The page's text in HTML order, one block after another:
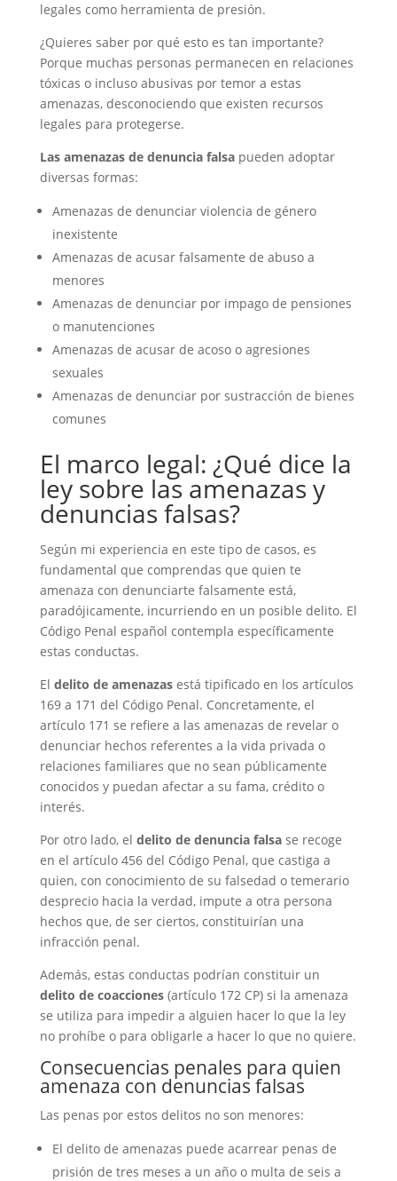
legales como herramienta de presión.
¿Quieres saber por qué esto es tan importante?
Porque muchas personas permanecen en relaciones
tóxicas o incluso abusivas por temor a estas
amenazas, desconociendo que existen recursos
legales para protegerse.
Las amenazas de denuncia falsapueden adoptar
diversas formas:
Amenazas de denunciar violencia de género
inexistente
Amenazas de acusar falsamente de abuso a
menores
Amenazas de denunciar por impago de pensiones
o manutenciones
Amenazas de acusar de acoso o agresiones
sexuales
Amenazas de denunciar por sustracción de bienes
comunes
El marco legal: ¿Qué dice la
ley sobre las amenazas y
denuncias falsas?
Según mi experiencia en este tipo de casos, es
fundamental que comprendas que quien te
amenaza con denunciarte falsamente está,
paradójicamente, incurriendo en un posible delito. El
Código Penal español contempla específicamente
estas conductas.
El delito de amenazasestá tipificado en los artículos
169 a 171 del Código Penal. Concretamente, el
artículo 171 se refiere a las amenazas de revelar o
denunciar hechos referentes a la vida privada o
relaciones familiares que no sean públicamente
conocidos y puedan afectar a su fama, crédito o
interés.
Por otro lado, el delito de denuncia falsase recoge
en el artículo 456 del Código Penal, que castiga a
quien, con conocimiento de su falsedad o temerario
desprecio hacia la verdad, impute a otra persona
hechos que, de ser ciertos, constituirían una
infracción penal.
Además, estas conductas podrían constituir un
delito de coacciones(artículo 172 CP) si la amenaza
se utiliza para impedir a alguien hacer lo que la ley
no prohíbe o para obligarle a hacer lo que no quiere.
Consecuencias penales para quien
amenaza con denuncias falsas
Las penas por estos delitos no son menores:
El delito de amenazas puede acarrear penas de
prisión de tres meses a un año o multa de seis a